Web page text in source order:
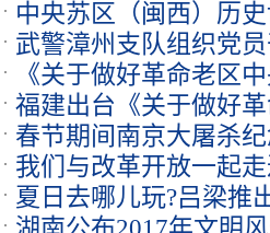
中央苏区（闽西）历
武警漳州支队组织党
《关于做好革命老区
福建出台《关于做好
见》
春节期间南京大屠杀
我们与改革开放一起
夏日去哪儿玩?吕梁推